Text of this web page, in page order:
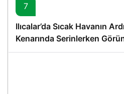
7
Ilıcalar’da Sıcak Havanın
Kenarında Serinlerken